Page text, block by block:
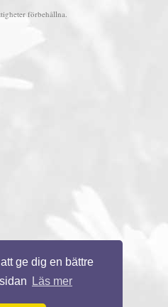
ge dig en bättre
Läs mer
förbehållna.